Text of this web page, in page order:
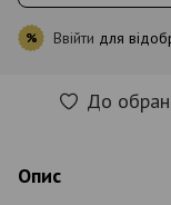
% Ввійти для
До
Опис